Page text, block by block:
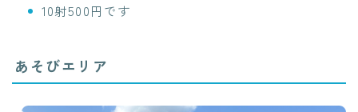
10射500円です
あそびエリア